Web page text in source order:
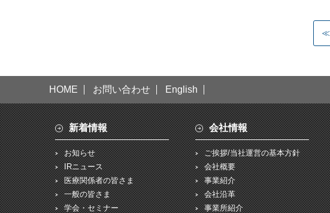
HOME お問い合わせ English
新着情報
お知らせ
IRニュース
医療関係者の皆さま
一般の皆さま
学会・セミナー
会社情報
ご挨拶/当社運営の基本方針
会社概要
事業紹介
会社沿革
事業所紹介